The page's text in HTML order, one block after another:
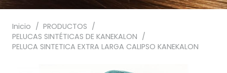
Inicio / PRODUCTOS /
PELUCAS SINTÉTICAS DE KANEKALON /
PELUCA SINTETICA EXTRA LARGA CALIPSO KANEKALON